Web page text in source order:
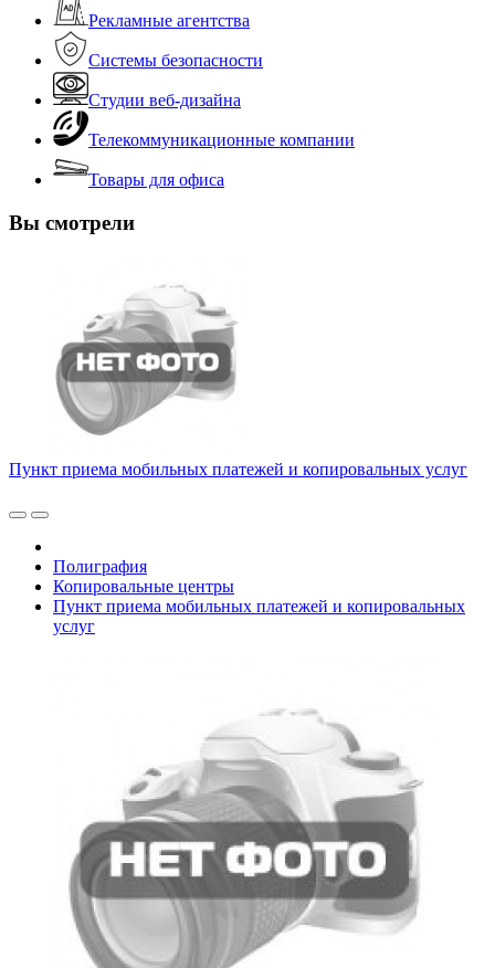
Рекламные агентства
Системы безопасности
Студии веб-дизайна
Телекоммуникационные компании
Товары для офиса
Вы смотрели
Пункт приема мобильных платежей и копировальных услуг
Полиграфия
Копировальные центры
Пункт приема мобильных платежей и копировальных
услуг